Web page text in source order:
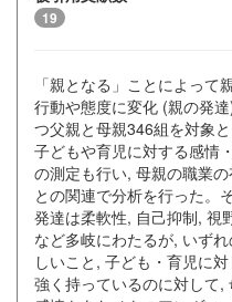
19
「親となる」ことによっ
行動や態度に変化 (親の発
つ父親と母親346組を対象
子どもや育児に対する感情
の測定も行い, 母親の職業
との関連で分析を行った。
発達は柔軟性, 自己抑制, 視
など多岐にわたるが, いず
しいこと, 子ども・育児に
強く持っているのに対して,